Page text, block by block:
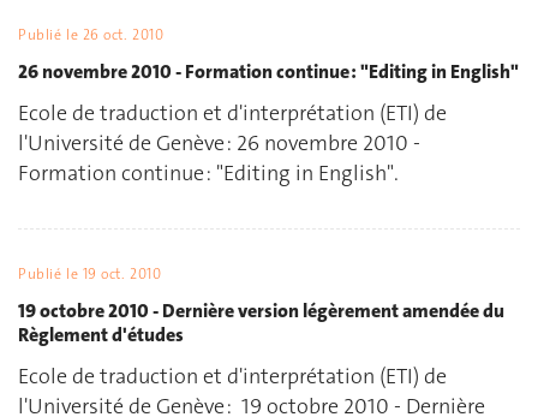
Publié le 26 oct. 2010
26 novembre 2010 - Formation continue : "Editing in English"
Ecole de traduction et d'interprétation (ETI) de
l'Université de Genève : 26 novembre 2010 -
Formation continue : "Editing in English".
Publié le 19 oct. 2010
19 octobre 2010 - Dernière version légèrement amendée du
Règlement d'études
Ecole de traduction et d'interprétation (ETI) de
l'Université de Genève : 19 octobre 2010 - Dernière